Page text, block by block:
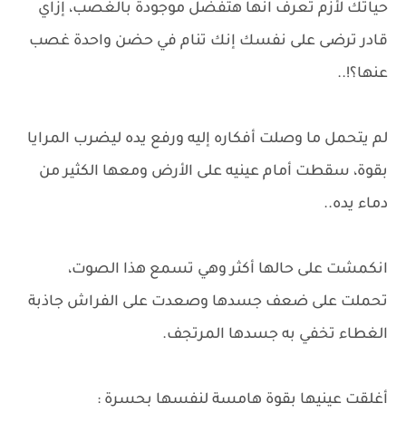
حياتك لأزم تعرف انها هتفضل موجودة بالغصب، إزاي
قادر ترضى على نفسك إنك تنام في حضن واحدة غصب
عنها؟!..
لم يتحمل ما وصلت أفكاره إليه ورفع يده ليضرب المرايا
بقوة، سقطت أمام عينيه على الأرض ومعها الكثير من
دماء يده..
انكمشت على حالها أكثر وهي تسمع هذا الصوت،
تحملت على ضعف جسدها وصعدت على الفراش جاذبة
الغطاء تخفي به جسدها المرتجف.
أغلقت عينيها بقوة هامسة لنفسها بحسرة :